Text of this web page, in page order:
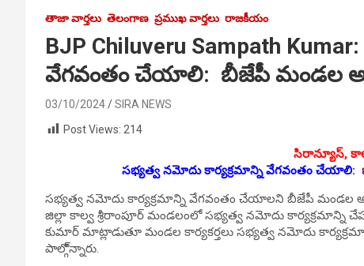
తాజా వార్తలు తెలంగాణ ప్రముఖ వార్తలు రాజకీయం
BJP Chiluveru Sampath
వేగ‌వంతం చేయాలి: బీజేపీ మండల
03/10/2024
SIRA NEWS
Post Views: 214
సిరాన్యూస్‌,
స‌భ్య‌త్వ న‌మోదు కార్య‌క్ర‌మాన్ని వేగ‌వంతం చేయాలి:
స‌భ్య‌త్వ న‌మోదు కార్య‌క్ర‌మాన్ని వేగ‌వంతం చేయాలని బీజేపీ మండల
జిల్లా కాల్వ శ్రీరాంపూర్ మండలంలో స‌భ్య‌త్వ న‌మోదు కార్య‌క్ర‌మాన్ని
కుమార్ మాట్లాడుతూ మండ‌ల కార్య‌క‌ర్త‌లు స‌భ్య‌త్వ న‌మోదు
పాల్గొ్న్నారు.